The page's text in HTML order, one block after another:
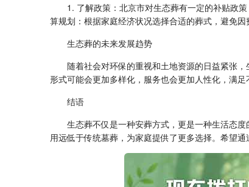
1. 了解政策：北京市对生态葬有一定的补贴政
算规划：根据家庭经济状况选择合适的葬式，避免
生态葬的未来发展趋势
随着社会对环保的重视和土地资源的日益紧张
形式可能会更加多样化，服务也会更加人性化，满足
结语
生态葬不仅是一种安葬方式，更是一种生活态
用远低于传统墓葬，为家庭提供了更多选择。希望